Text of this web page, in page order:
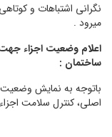
نگرانی اشتباهات و
میرود .
اعلام وضعیت اجزاء جهت
ساختمان :
باتوجه به نمایش وضعیت
اصلی، كنترل سلامت